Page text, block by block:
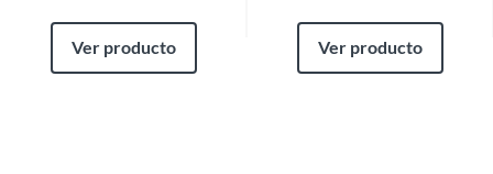
Ver producto Ver producto